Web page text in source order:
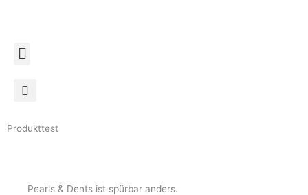
Produkttest
Pearls & Dents ist spürbar anders.